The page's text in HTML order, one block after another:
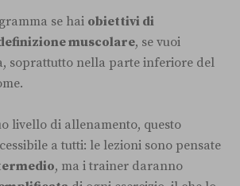
se hai obiettivi di
muscolare, se vuoi
soprattutto nella parte inferiore del
livello di allenamento, questo
a tutti: le lezioni sono pensate
, ma i trainer daranno